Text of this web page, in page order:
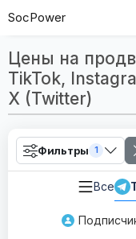
SocPower
Цены на
TikTok,
X (Twitter)
Фильтры 1
Все